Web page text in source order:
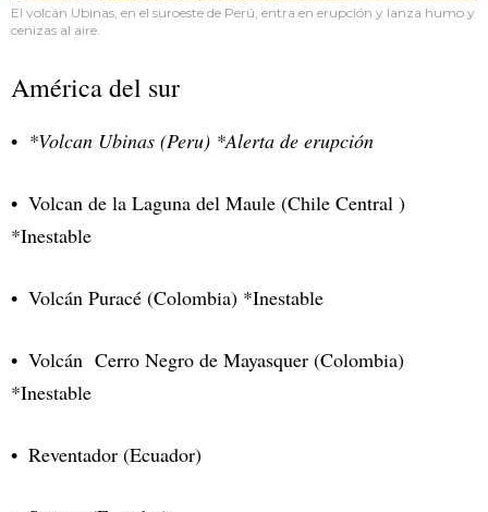
El volcán Ubinas, en el suroeste de Perú, entra en erupción y lanza humo y
cenizas al aire.
América del sur
*Volcan Ubinas (Peru) *Alerta de erupción
Volcan de la Laguna del Maule (Chile Central )
*Inestable
Volcán Puracé (Colombia) *Inestable
Volcán Cerro Negro de Mayasquer (Colombia)
*Inestable
Reventador (Ecuador)